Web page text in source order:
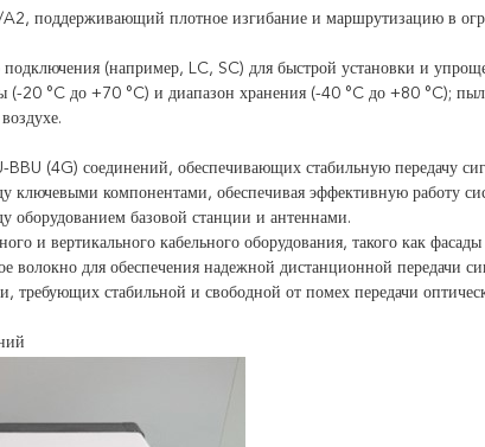
поддерживающий плотное изгибание и маршрутизацию в
(например, LC, SC) для быстрой установки и
(-20 °C до +70 °C) и диапазон хранения (-40 °C до +80 °C);
BBU (4G) соединений, обеспечивающих стабильную передачу
ключевыми компонентами, обеспечивая эффективную работу
оборудованием базовой станции и антеннами.
и вертикального кабельного оборудования, такого как
волокно для обеспечения надежной дистанционной передачи
требующих стабильной и свободной от помех передачи